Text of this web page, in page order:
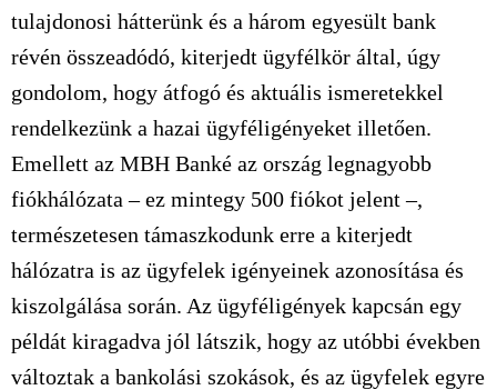
tulajdonosi hátterünk és a három egyesült bank
révén összeadódó, kiterjedt ügyfélkör által, úgy
gondolom, hogy átfogó és aktuális ismeretekkel
rendelkezünk a hazai ügyféligényeket illetően.
Emellett az MBH Banké az ország legnagyobb
fiókhálózata – ez mintegy 500 fiókot jelent –,
természetesen támaszkodunk erre a kiterjedt
hálózatra is az ügyfelek igényeinek azonosítása és
kiszolgálása során. Az ügyféligények kapcsán egy
példát kiragadva jól látszik, hogy az utóbbi években
változtak a bankolási szokások, és az ügyfelek egyre